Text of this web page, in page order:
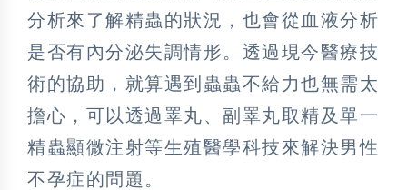
分析來了解精蟲的狀況，也會從血液分析
是否有內分泌失調情形。透過現今醫療技
術的協助，就算遇到蟲蟲不給力也無需太
擔心，可以透過睪丸、副睪丸取精及單一
精蟲顯微注射等生殖醫學科技來解決男性
不孕症的問題。